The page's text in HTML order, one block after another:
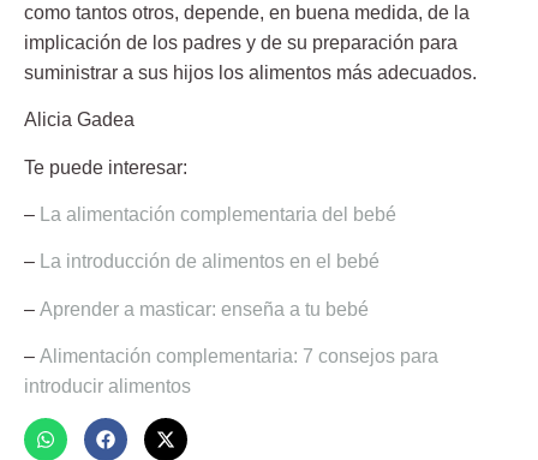
como tantos otros, depende, en buena medida, de la
implicación de los padres y de su preparación para
suministrar a sus hijos los alimentos más adecuados.
Alicia Gadea
Te puede interesar:
– La alimentación complementaria del bebé
– La introducción de alimentos en el bebé
– Aprender a masticar: enseña a tu bebé
– Alimentación complementaria: 7 consejos para
introducir alimentos